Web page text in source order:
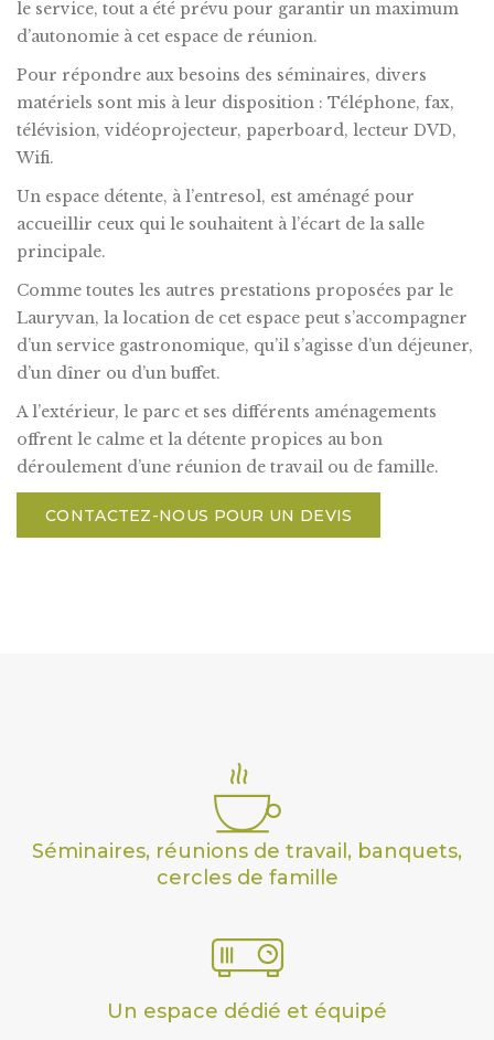
le service, tout a été prévu pour garantir un maximum
d’autonomie à cet espace de réunion.
Pour répondre aux besoins des séminaires, divers
matériels sont mis à leur disposition : Téléphone, fax,
télévision, vidéoprojecteur, paperboard, lecteur DVD,
Wifi.
Un espace détente, à l’entresol, est aménagé pour
accueillir ceux qui le souhaitent à l’écart de la salle
principale.
Comme toutes les autres prestations proposées par le
Lauryvan, la location de cet espace peut s’accompagner
d’un service gastronomique, qu’il s’agisse d’un déjeuner,
d’un dîner ou d’un buffet.
A l’extérieur, le parc et ses différents aménagements
offrent le calme et la détente propices au bon
déroulement d’une réunion de travail ou de famille.
CONTACTEZ-NOUS POUR UN DEVIS
Séminaires, réunions de travail, banquets,
cercles de famille
Un espace dédié et équipé